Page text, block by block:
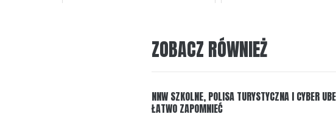
ZOBACZ RÓWNIEŻ
NNW SZKOLNE, POLISA TURYSTYCZNA I CYBER
ŁATWO ZAPOMNIEĆ